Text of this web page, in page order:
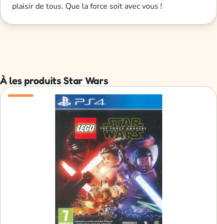
plaisir de tous. Que la force soit avec vous !
À les produits Star Wars